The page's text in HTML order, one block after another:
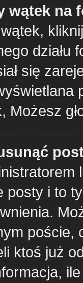
wątek na
działu
się
Możesz
posty i to
ktoś już